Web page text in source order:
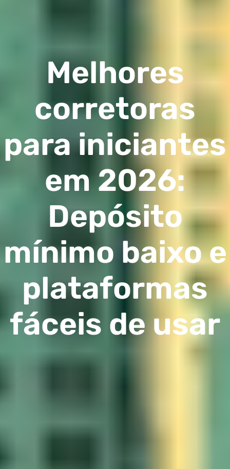
Melhores
corretoras
para iniciantes
em 2026:
Depósito
mínimo baixo e
plataformas
fáceis de usar